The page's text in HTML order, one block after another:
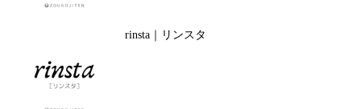
rinsta｜リンスタ